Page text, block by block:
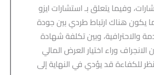
وفيما يتعلق بـ استشارات ايزو
يكون هناك ارتباط طردي بين جودة
والاحترافية، وبين تكلفة شهادة
الانجراف وراء اختيار العرض المالي
للكفاءة قد يؤدي في النهاية إلى